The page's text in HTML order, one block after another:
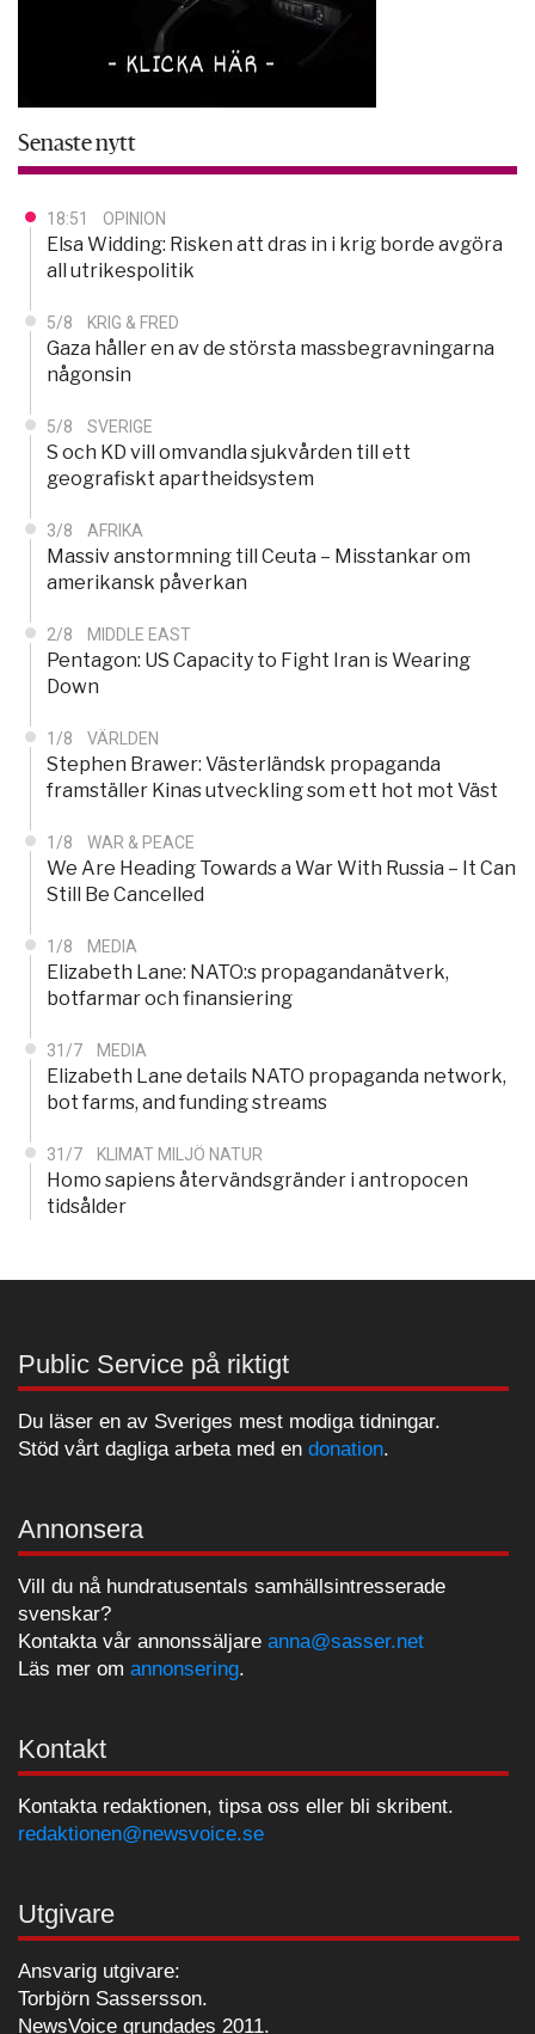
Senaste nytt
18:51 OPINION
Elsa Widding: Risken att dras in i krig borde avgöra
all utrikespolitik
5/8 KRIG & FRED
Gaza håller en av de största massbegravningarna
någonsin
5/8 SVERIGE
S och KD vill omvandla sjukvården till ett
geografiskt apartheidsystem
3/8 AFRIKA
Massiv anstormning till Ceuta – Misstankar om
amerikansk påverkan
2/8 MIDDLE EAST
Pentagon: US Capacity to Fight Iran is Wearing
Down
1/8 VÄRLDEN
Stephen Brawer: Västerländsk propaganda
framställer Kinas utveckling som ett hot mot Väst
1/8 WAR & PEACE
We Are Heading Towards a War With Russia – It Can
Still Be Cancelled
1/8 MEDIA
Elizabeth Lane: NATO:s propagandanätverk,
botfarmar och finansiering
31/7 MEDIA
Elizabeth Lane details NATO propaganda network,
bot farms, and funding streams
31/7 KLIMAT MILJÖ NATUR
Homo sapiens återvändsgränder i antropocen
tidsålder
Public Service på riktigt
Du läser en av Sveriges mest modiga tidningar.
Stöd vårt dagliga arbeta med en donation.
Annonsera
Vill du nå hundratusentals samhällsintresserade
svenskar?
Kontakta vår annonssäljare anna@sasser.net
Läs mer om annonsering.
Kontakt
Kontakta redaktionen, tipsa oss eller bli skribent.
redaktionen@newsvoice.se
Utgivare
Ansvarig utgivare:
Torbjörn Sassersson.
NewsVoice grundades 2011.